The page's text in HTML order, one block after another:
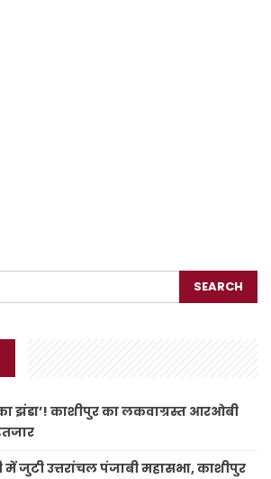
झंडा’! काशीपुर का लकवाग्रस्त आरओबी
में जुटी उत्तरांचल पंजाबी महासभा, काशीपुर